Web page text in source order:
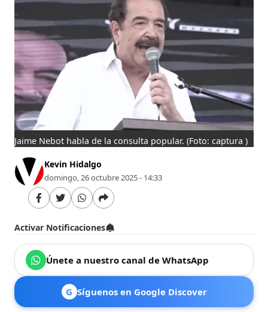
Jaime Nebot habla de la consulta popular.(Foto: captura )
Kevin Hidalgo
domingo, 26 octubre 2025 - 14:33
Activar Notificaciones
Únete a nuestro canal de WhatsApp
G Síguenos en Google Discover